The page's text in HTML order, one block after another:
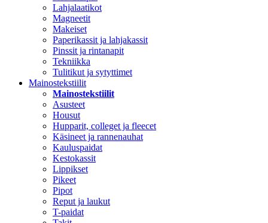
Lahjalaatikot
Magneetit
Makeiset
Paperikassit ja lahjakassit
Pinssit ja rintanapit
Tekniikka
Tulitikut ja sytyttimet
Mainostekstiilit
Mainostekstiilit
Asusteet
Housut
Hupparit, colleget ja fleecet
Käsineet ja rannenauhat
Kauluspaidat
Kestokassit
Lippikset
Pikeet
Pipot
Reput ja laukut
T-paidat